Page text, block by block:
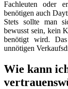
Fachleuten oder
benötigen auch
Stets sollte man
bewusst sein, kein
benötigt wird.
unnötigen
Wie kann